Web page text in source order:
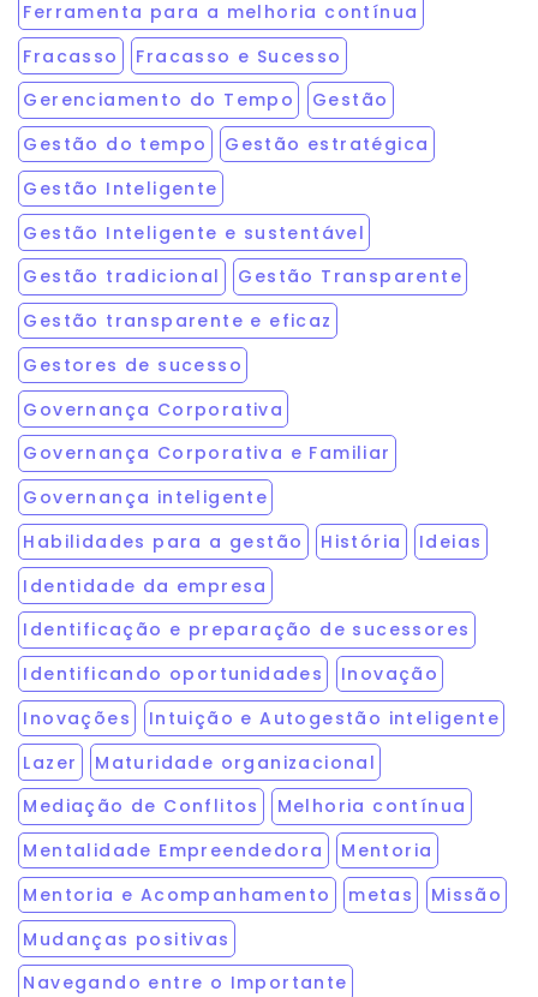
Ferramenta para a melhoria contínua
Fracasso
Fracasso e Sucesso
Gerenciamento do Tempo
Gestão
Gestão do tempo
Gestão estratégica
Gestão Inteligente
Gestão Inteligente e sustentável
Gestão tradicional
Gestão Transparente
Gestão transparente e eficaz
Gestores de sucesso
Governança Corporativa
Governança Corporativa e Familiar
Governança inteligente
Habilidades para a gestão
História
Ideias
Identidade da empresa
Identificação e preparação de sucessores
Identificando oportunidades
Inovação
Inovações
Intuição e Autogestão inteligente
Lazer
Maturidade organizacional
Mediação de Conflitos
Melhoria contínua
Mentalidade Empreendedora
Mentoria
Mentoria e Acompanhamento
metas
Missão
Mudanças positivas
Navegando entre o Importante